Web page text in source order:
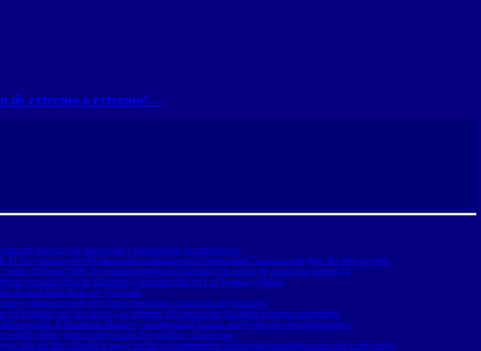
de extremo a extremo!…
con respecto a la renovación o reasignación de concesiones
El 1er Congreso del Ají margariteño realizado en la Universidad Corporativa de Sigo fue todo un éxito
| Dictarán Taller de Automaquillaje para pacientes con cáncer de mama este viernes 14
actualizó cifra de fallecidos y desaparecidos en Las Tejerías (+Video)
de buen blues hecho en Venezuela
visitaron la sede del Centro Venezolano Americano de Margarita
18 fallecidos por las lluvias y se registran 120 municipios afectados informan autoridades
respalda al Presidente Maduro y al gobernador Lacava por el «proceso descentralizador»
realizó «lives» sobre la prevención del suicidio y el mes rosa
Islas del Rey: Alquila la mejor opción en apartamentos vacacionales equipados para vivir como reyes